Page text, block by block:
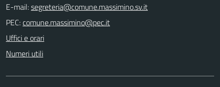
E-mail:
PEC:
Uffici e orari
Numeri utili